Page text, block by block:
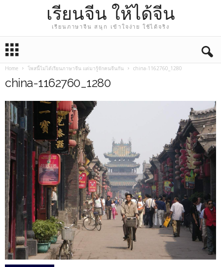
เรียนจีน ให้ได้จีน
เรียนภาษาจีน สนุก เข้าใจง่าย ใช้ได้จริง
Home โพสนี้ไม่ได้เรียนภาษาจีน แต่มารู้จักคนจีนกัน china-1162760_1280
china-1162760_1280